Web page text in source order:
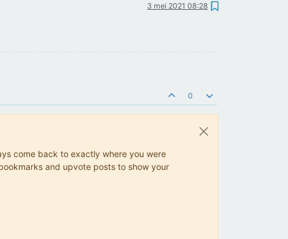
3 mei 2021 08:28
0
come back to exactly where you were
and upvote posts to show your